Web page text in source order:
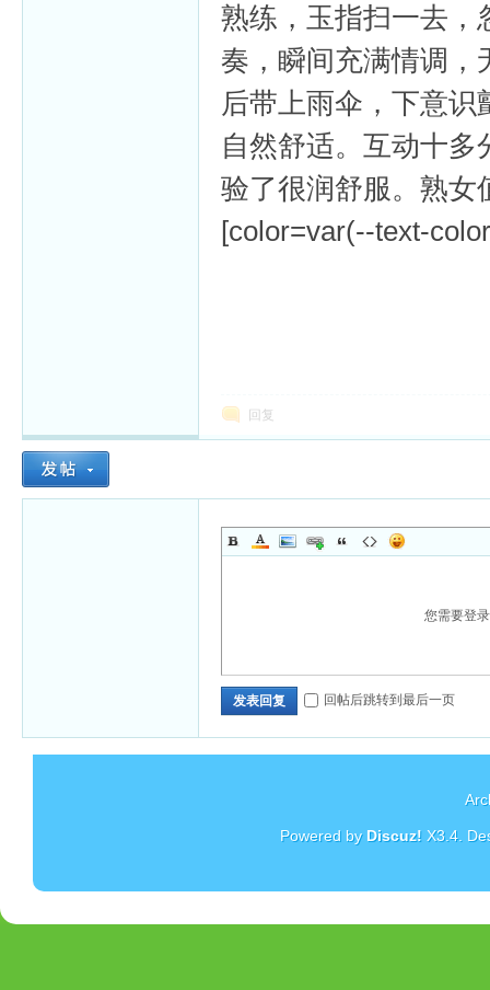
熟练，玉指扫一去，
奏，瞬间充满情调，
后带上雨伞，下意
自然舒适。互动十
验了很润舒服。熟女
[color=var(--text-
回复
您需要登
发表回复 回帖后跳转到最后一页
Powered by Discuz! X3.4.